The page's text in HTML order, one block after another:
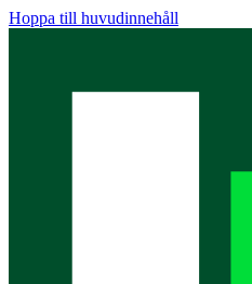
Hoppa till huvudinnehåll